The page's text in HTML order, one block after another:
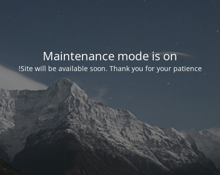
Maintenance mode is on
Site will be available soon. Thank you for your patience!